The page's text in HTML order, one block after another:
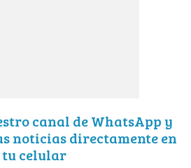
canal de WhatsApp y
noticias directamente en
tu celular